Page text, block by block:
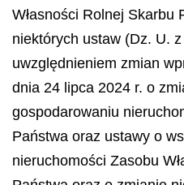
Własności Rolnej Skarbu
niektórych ustaw (Dz. U.
uwzględnieniem zmian
dnia 24 lipca 2024 r. o
gospodarowaniu
Państwa oraz ustawy o
nieruchomości Zasobu